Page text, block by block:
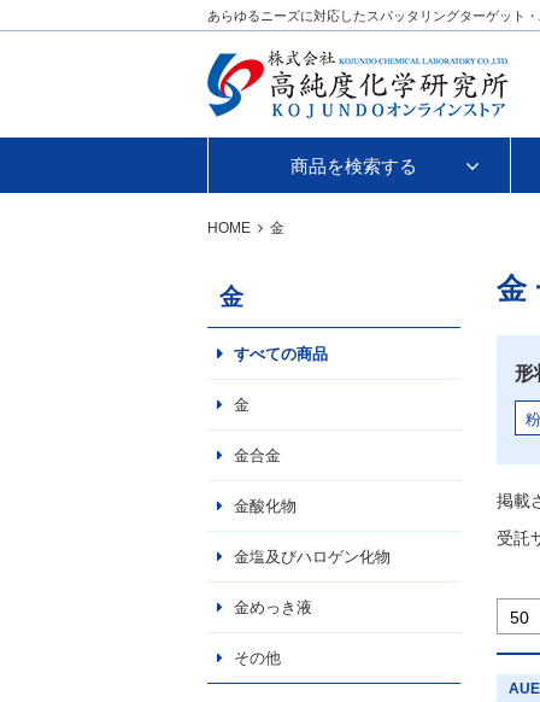
あらゆるニーズに対応したスパッタリングターゲット
商品を検索する
HOME 金
金
すべての商品
金
金合金
金酸化物
金塩及びハロゲン化物
金めっき液
その他
金
形
掲載
受託